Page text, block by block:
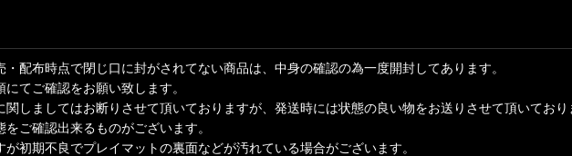
配布時点で閉じ口に封がされてない商品は、中身の確認の為一度開封してあります。
てご確認をお願い致します。
しましてはお断りさせて頂いておりますが、発送時には状態の良い物をお送りさせて頂いており
ご確認出来るものがございます。
初期不良でプレイマットの裏面などが汚れている場合がございます。